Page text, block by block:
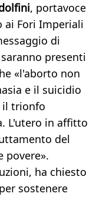
, portavoce
ai Fori Imperiali
di
presenti
«l'aborto non
e il suicidio
il trionfo
L'utero in affitto
del
povere».
ha chiesto
sostenere